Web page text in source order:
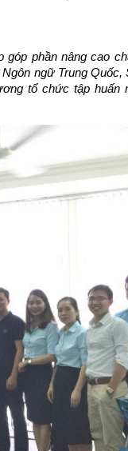
phần nâng cao
ngữ Trung Quốc,
tổ chức tập huấn